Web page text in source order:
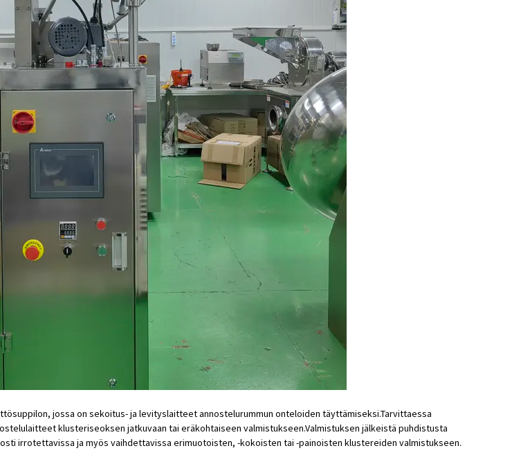
jossa on sekoitus- ja levityslaitteet annostelurummun onteloiden täyttämiseksi.Tarvittaessa
klusteriseoksen jatkuvaan tai eräkohtaiseen valmistukseen.Valmistuksen jälkeistä puhdistusta
irrotettavissa ja myös vaihdettavissa erimuotoisten, -kokoisten tai -painoisten klustereiden valmistukseen.